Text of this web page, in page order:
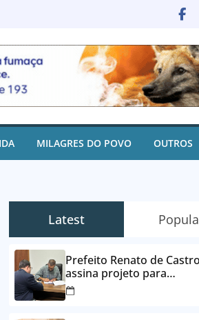
MILAGRES DO POVO OUTROS
Latest
Prefeito Renato de Castro
assina projeto para
desbloqueio de contas e
parcelamento de dívidas